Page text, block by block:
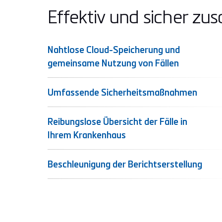
Effektiv und sicher
Nahtlose Cloud-Speicherung und
gemeinsame Nutzung von Fällen
Umfassende Sicherheitsmaßnahmen
Reibungslose Übersicht der Fälle in
Ihrem Krankenhaus
Beschleunigung der Berichtserstellung